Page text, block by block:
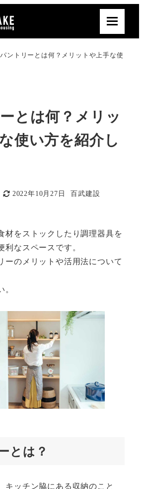
パントリーとは何？メリットや上手な使
とは何？メリッ
使い方を紹介し
更新日
2022年10月27日
著
百武建設
材をストックしたり調理器具を
利なスペースです。
ーのメリットや活用法について
。
とは？
キッチン脇にある収納のこと